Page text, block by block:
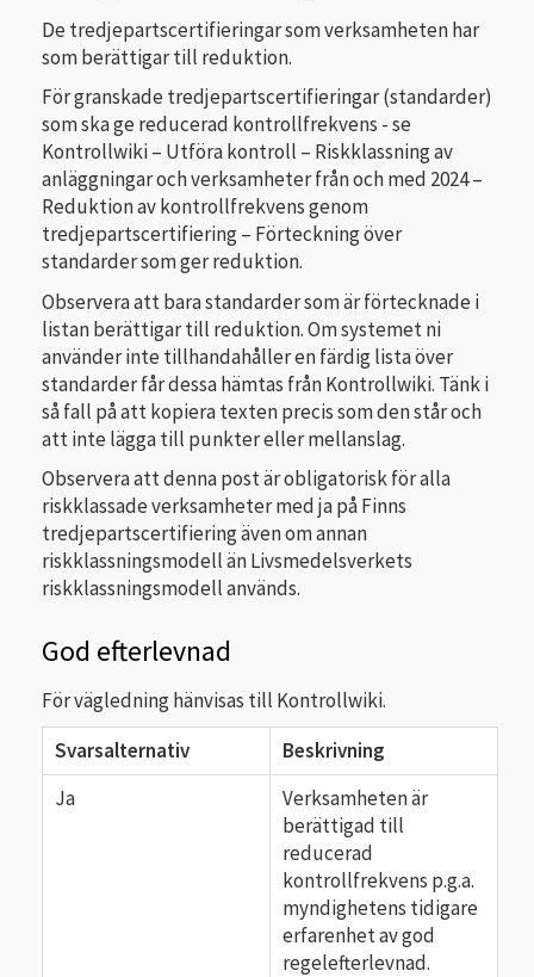
De tredjepartscertifieringar som verksamheten har
som berättigar till reduktion.
För granskade tredjepartscertifieringar (standarder)
som ska ge reducerad kontrollfrekvens - se
Kontrollwiki – Utföra kontroll – Riskklassning av
anläggningar och verksamheter från och med 2024 –
Reduktion av kontrollfrekvens genom
tredjepartscertifiering – Förteckning över
standarder som ger reduktion.
Observera att bara standarder som är förtecknade i
listan berättigar till reduktion. Om systemet ni
använder inte tillhandahåller en färdig lista över
standarder får dessa hämtas från Kontrollwiki. Tänk i
så fall på att kopiera texten precis som den står och
att inte lägga till punkter eller mellanslag.
Observera att denna post är obligatorisk för alla
riskklassade verksamheter med ja på Finns
tredjepartscertifiering även om annan
riskklassningsmodell än Livsmedelsverkets
riskklassningsmodell används.
God efterlevnad
För vägledning hänvisas till Kontrollwiki.
Svarsalternativ
Beskrivning
Ja
Verksamheten är
berättigad till
reducerad
kontrollfrekvens p.g.a.
myndighetens tidigare
erfarenhet av god
regelefterlevnad.